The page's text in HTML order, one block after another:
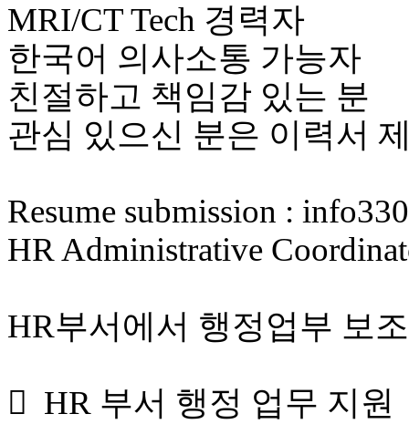
MRI/CT Tech 경력자
한국어 의사소통 가능자
친절하고 책임감 있는 분
관심 있으신 분은 이력서
Resume submission :
HR Administrative
HR부서에서 행정업부 보
 HR 부서 행정 업무 지원